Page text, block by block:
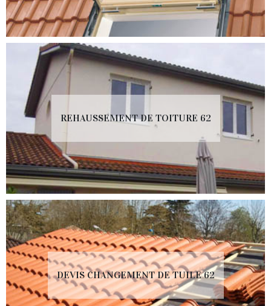
REHAUSSEMENT DE TOITURE 62
DEVIS CHANGEMENT DE TUILE 62